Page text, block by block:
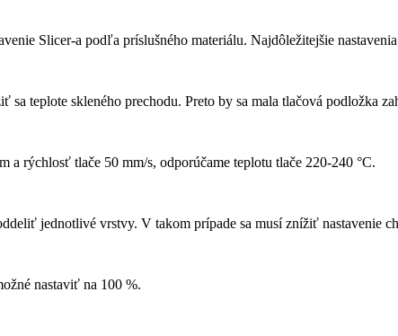
Slicer-a podľa príslušného materiálu. Najdôležitejšie
teplote skleného prechodu. Preto by sa mala tlačová podložka
rýchlosť tlače 50 mm/s, odporúčame teplotu tlače 220-240 °C.
jednotlivé vrstvy. V takom prípade sa musí znížiť nastavenie
nastaviť na 100 %.